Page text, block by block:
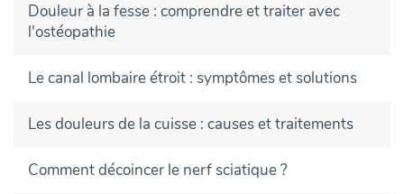
Douleur à la fesse : comprendre et traiter avec
l'ostéopathie
Le canal lombaire étroit : symptômes et solutions
Les douleurs de la cuisse : causes et traitements
Comment décoincer le nerf sciatique ?